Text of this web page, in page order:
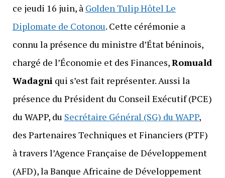
ce jeudi 16 juin, à Golden Tulip Hôtel Le
Diplomate de Cotonou. Cette cérémonie a
connu la présence du ministre d’État béninois,
chargé de l’Économie et des Finances,Romuald
Wadagniqui s’est fait représenter. Aussi la
présence du Président du Conseil Exécutif (PCE)
du WAPP, du Secrétaire Général (SG) du WAPP,
des Partenaires Techniques et Financiers (PTF)
à travers l’Agence Française de Développement
(AFD), la Banque Africaine de Développement